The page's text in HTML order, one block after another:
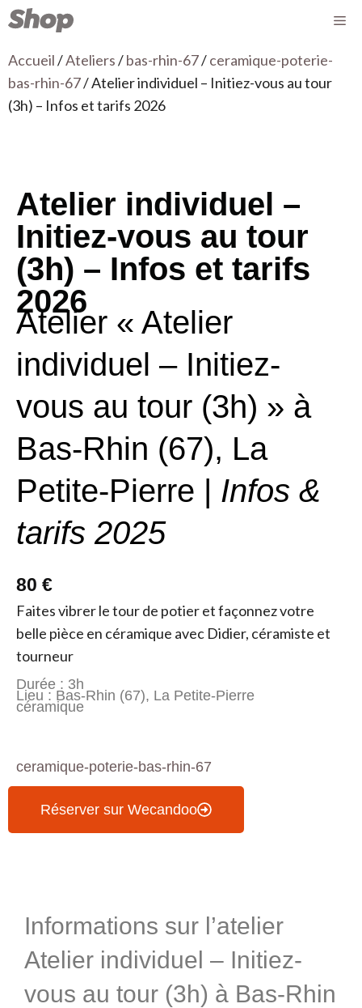
Accueil/Ateliers/bas-rhin-67/ceramique-poterie-
bas-rhin-67/ Atelier individuel – Initiez-vous au tour
(3h) – Infos et tarifs 2026
Atelier individuel –
Initiez-vous au tour
(3h) – Infos et tarifs
2026
Atelier « Atelier
individuel – Initiez-
vous au tour (3h) » à
Bas-Rhin (67), La
Petite-Pierre | Infos &
tarifs 2025
80 €
Faites vibrer le tour de potier et façonnez votre
belle pièce en céramique avec Didier, céramiste et
tourneur
Durée : 3h
Lieu : Bas-Rhin (67), La Petite-Pierre
céramique
ceramique-poterie-bas-rhin-67
Réserver sur Wecandoo
Informations sur l’atelier
Atelier individuel – Initiez-
vous au tour (3h) à Bas-Rhin